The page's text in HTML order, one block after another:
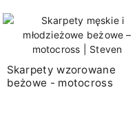
Skarpety wzorowane
beżowe - motocross